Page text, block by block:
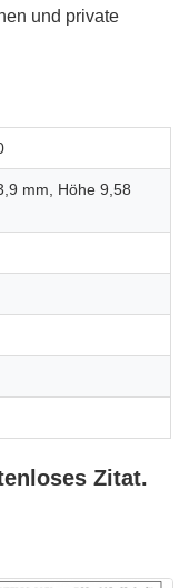
und private
mm, Höhe 9,58
Zitat.